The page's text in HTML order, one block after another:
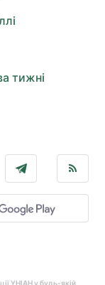
тижні
УНІАН у будь-якій